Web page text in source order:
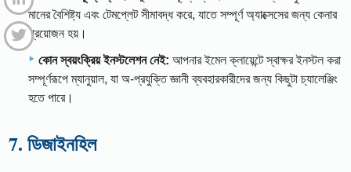
মানের বৈশিষ্ট্য এবং টেমপ্লেট সীমাবদ্ধ করে, যাতে সম্পূর্ণ অ্যাক্সেসের জন্য কেনার
প্রয়োজন হয়।
কোন স্বয়ংক্রিয় ইনস্টলেশন নেই: আপনার ইমেল ক্লায়েন্টে স্বাক্ষর ইনস্টল করা
সম্পূর্ণরূপে ম্যানুয়াল, যা অ-প্রযুক্তি জ্ঞানী ব্যবহারকারীদের জন্য কিছুটা চ্যালেঞ্জিং
হতে পারে।
7. ডিজাইনহিল